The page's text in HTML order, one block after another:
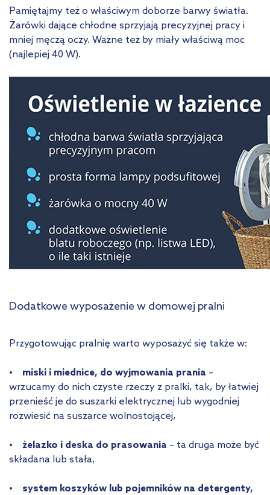
Pamiętajmy też o właściwym doborze barwy światła.
Żarówki dające chłodne sprzyjają precyzyjnej pracy i
mniej męczą oczy. Ważne też by miały właściwą moc
(najlepiej 40 W).
Dodatkowe wyposażenie w domowej pralni
Przygotowując pralnię warto wyposażyć się także w:
• miski i miednice, do wyjmowania prania –
wrzucamy do nich czyste rzeczy z pralki, tak, by łatwiej
przenieść je do suszarki elektrycznej lub wygodniej
rozwiesić na suszarce wolnostojącej,
• żelazko i deska do prasowania – ta druga może być
składana lub stała,
• system koszyków lub pojemników na detergenty,